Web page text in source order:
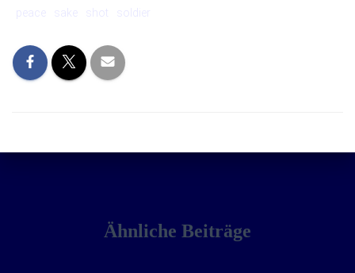
peace
sake shot
Ähnliche Beiträge